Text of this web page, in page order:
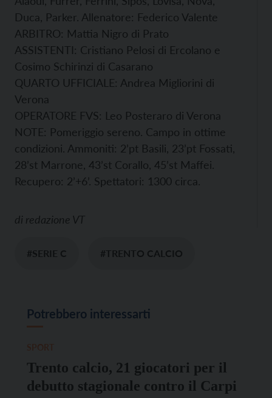
Duca, Parker. Allenatore: Federico Valente
ARBITRO: Mattia Nigro di Prato
ASSISTENTI: Cristiano Pelosi di Ercolano e
Cosimo Schirinzi di Casarano
QUARTO UFFICIALE: Andrea Migliorini di
Verona
OPERATORE FVS: Leo Posteraro di Verona
NOTE: Pomeriggio sereno. Campo in ottime
condizioni. Ammoniti: 2’pt Basili, 23’pt Fossati,
28’st Marrone, 43’st Corallo, 45’st Maffei.
Recupero: 2’+6’. Spettatori: 1300 circa.
di redazione VT
#SERIE C #TRENTO CALCIO
Potrebbero interessarti
Trento calcio, 21 giocatori per il
debutto stagionale contro il Carpi